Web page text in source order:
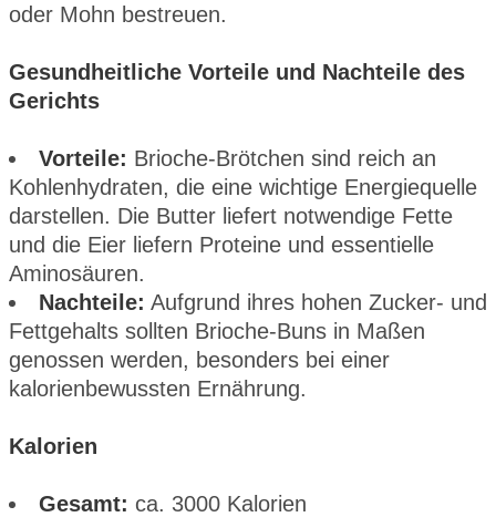
oder Mohn bestreuen.
Gesundheitliche Vorteile und Nachteile des
Gerichts
Vorteile: Brioche-Brötchen sind reich an
Kohlenhydraten, die eine wichtige Energiequelle
darstellen. Die Butter liefert notwendige Fette
und die Eier liefern Proteine und essentielle
Aminosäuren.
Nachteile: Aufgrund ihres hohen Zucker- und
Fettgehalts sollten Brioche-Buns in Maßen
genossen werden, besonders bei einer
kalorienbewussten Ernährung.
Kalorien
Gesamt: ca. 3000 Kalorien